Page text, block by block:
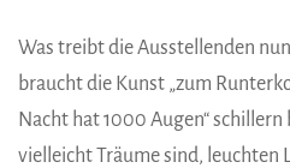
Was treibt die Ausstellenden
braucht die Kunst „zum
Nacht hat 1000 Augen“
vielleicht Träume sind, leuchten